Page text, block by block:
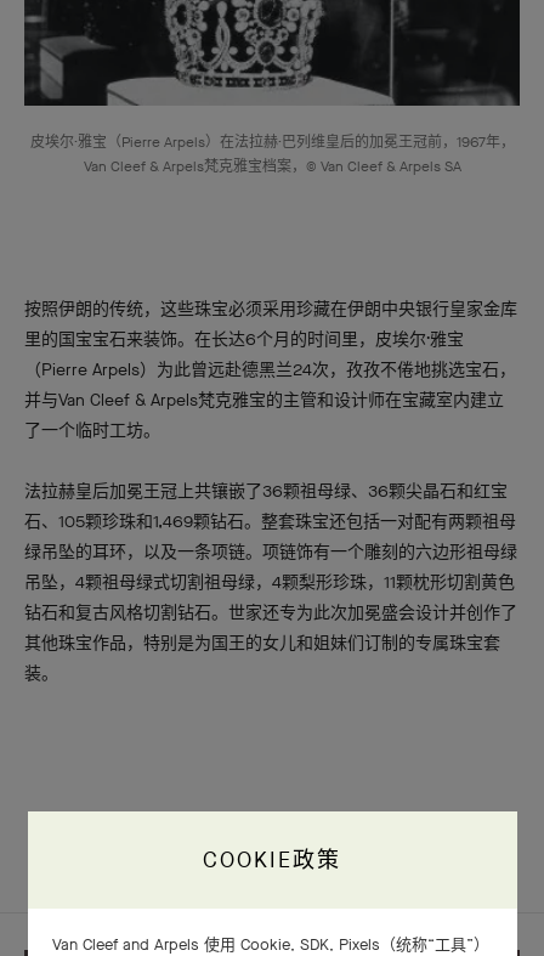
皮埃尔·雅宝（Pierre Arpels）在法拉赫·巴列维皇后的加冕王冠前，1967年，
Van Cleef & Arpels梵克雅宝档案，© Van Cleef & Arpels SA
按照伊朗的传统，这些珠宝必须采用珍藏在伊朗中央银行皇家金库
里的国宝宝石来装饰。在长达6个月的时间里，皮埃尔·雅宝
（Pierre Arpels）为此曾远赴德黑兰24次，孜孜不倦地挑选宝石，
并与Van Cleef & Arpels梵克雅宝的主管和设计师在宝藏室内建立
了一个临时工坊。
法拉赫皇后加冕王冠上共镶嵌了36颗祖母绿、36颗尖晶石和红宝
石、105颗珍珠和1,469颗钻石。整套珠宝还包括一对配有两颗祖母
绿吊坠的耳环，以及一条项链。项链饰有一个雕刻的六边形祖母绿
吊坠，4颗祖母绿式切割祖母绿，4颗梨形珍珠，11颗枕形切割黄色
钻石和复古风格切割钻石。世家还专为此次加冕盛会设计并创作了
其他珠宝作品，特别是为国王的女儿和姐妹们订制的专属珠宝套
装。
COOKIE政策
Van Cleef and Arpels 使用 Cookie, SDK, Pixels（统称“工具”）